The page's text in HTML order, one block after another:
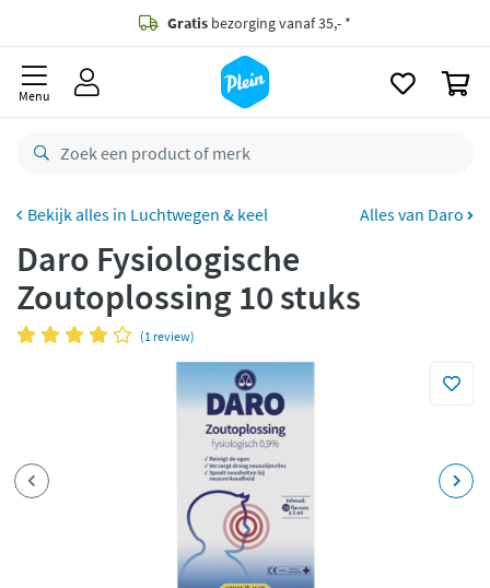
Gratis bezorging vanaf 35,- *
besteld,maandag
retourneren
CO2 neutraal
Betaal met Klarna
Menu
Luchtwegen & keel Alles van Daro
Daro Fysiologische
Zoutoplossing 10 stuks
(1 review)